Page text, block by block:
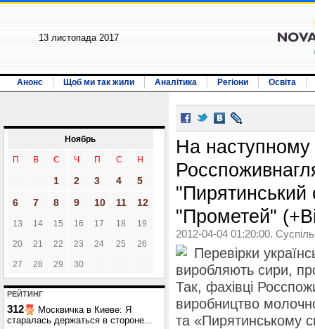
13 листопада 2017
Анонс Щоб ми так жили Аналітика Регіони Освіта
Ноябрь
П В С Ч П С Н
1 2 3 4
5
6
7 8 9 10 11 12
13 14 15 16 17 18 19
20 21 22 23 24 25 26
27 28 29 30
РЕЙТИНГ
312
Москвичка в Киеве: Я
старалась держаться в стороне...
На наступному
"Пирятинський
"Прометей"
2012-04-04 01:20:00.
Перевірки
виробляють сири,
Так, фахівці
виробництво
та «Пирятинському